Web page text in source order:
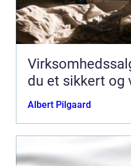
Virksomhedssalg sådan
du et sikkert og
Albert Pilgaard